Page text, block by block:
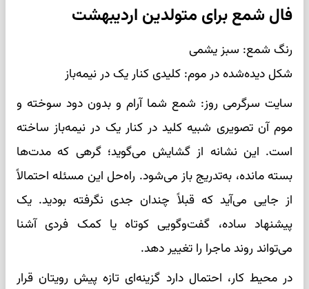
فال شمع برای متولدین اردیبهشت
رنگ شمع: سبز یشمی
شکل دیده‌شده در موم: کلیدی کنار یک در نیمه‌باز
سایت سرگرمی روز: شمع شما آرام و بدون دود سوخته و
موم آن تصویری شبیه کلید در کنار یک در نیمه‌باز ساخته
است. این نشانه از گشایش می‌گوید؛ گرهی که مدت‌ها
بسته مانده، به‌تدریج باز می‌شود. راه‌حل این مسئله احتمالاً
از جایی می‌آید که قبلاً چندان جدی نگرفته بودید. یک
پیشنهاد ساده، گفت‌وگویی کوتاه یا کمک فردی آشنا
می‌تواند روند ماجرا را تغییر دهد.
در محیط کار، احتمال دارد گزینه‌ای تازه پیش رویتان قرار